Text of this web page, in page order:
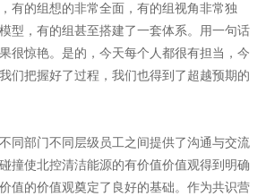
有的组想的非常全面，有的组视角非常独
型，有的组甚至搭建了一套体系。用一句话
很惊艳。是的，今天每个人都很有担当，今
们把握好了过程，我们也得到了超越预期的
同部门不同层级员工之间提供了沟通与交流
撞使北控清洁能源的有价值价值观得到明确
值的价值观奠定了良好的基础。作为共识营